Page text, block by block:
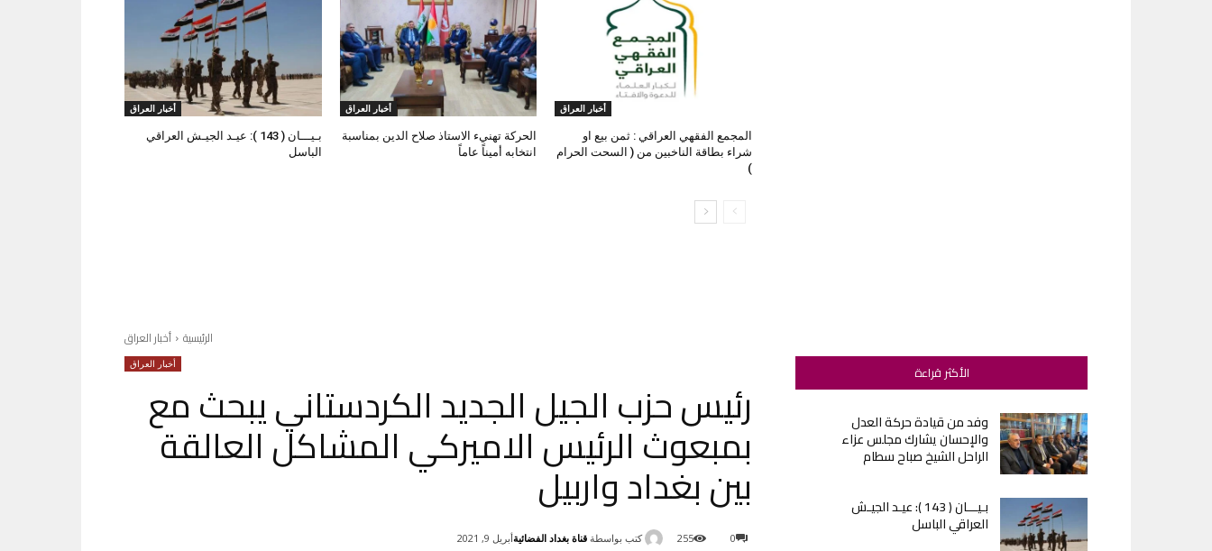
أخبار العراق
بـيـــان ( 143 ): عيـد الجيـش العراقي
الباسل
أخبار العراق
الحركة تهنيء الاستاذ صلاح الدين بمناسبة
انتخابه أميناً عاماً
أخبار العراق
المجمع الفقهي العراقي : ثمن بيع او
شراء بطاقة الناخبين من ( السحت الحرام
)